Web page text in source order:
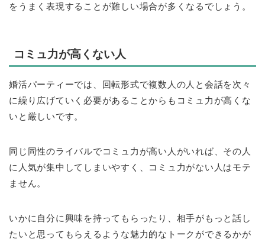
をうまく表現することが難しい場合が多くなるでしょう。
コミュ力が高くない人
婚活パーティーでは、回転形式で複数人の人と会話を次々
に繰り広げていく必要があることからもコミュ力が高くな
いと厳しいです。
同じ同性のライバルでコミュ力が高い人がいれば、その人
に人気が集中してしまいやすく、コミュ力がない人はモテ
ません。
いかに自分に興味を持ってもらったり、相手がもっと話し
たいと思ってもらえるような魅力的なトークができるかが